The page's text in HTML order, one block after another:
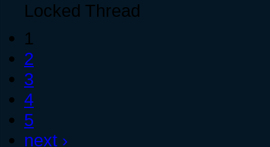
Locked Thread
1
2
3
4
5
next ›